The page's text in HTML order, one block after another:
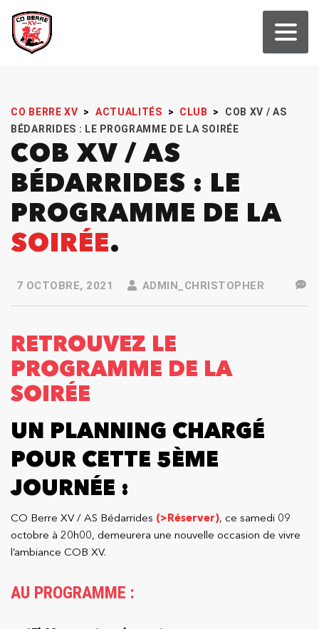
CO BERRE XV > ACTUALITÉS > CLUB >
COB XV / AS
BÉDARRIDES : LE PROGRAMME DE LA SOIRÉE
COB XV / AS
BÉDARRIDES : LE
PROGRAMME DE LA
SOIRÉE
7 OCTOBRE, 2021 ADMIN_CHRISTOPHER
RETROUVEZ LE
PROGRAMME DE LA
SOIRÉE
UN PLANNING CHARGÉ
POUR CETTE 5ÈME
JOURNÉE :
CO Berre XV / AS Bédarrides (>Réserver), ce samedi 09
octobre à 20h00, demeurera une nouvelle occasion de vivre
l’ambiance COB XV.
AU PROGRAMME :